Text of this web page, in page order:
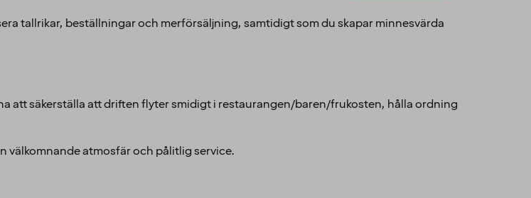
tallrikar, beställningar och merförsäljning, samtidigt som du skapar minnesvärda
att säkerställa att driften flyter smidigt i restaurangen/baren/frukosten, hålla ordning
välkomnande atmosfär och pålitlig service.